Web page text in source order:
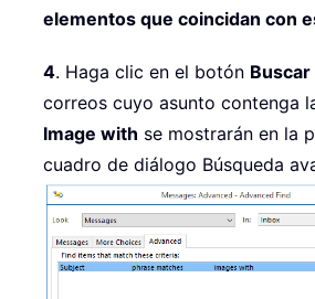
elementos que coincidan con
4. Haga clic en el botón
correos cuyo asunto contenga
Image with se mostrarán en la
cuadro de diálogo Búsqueda